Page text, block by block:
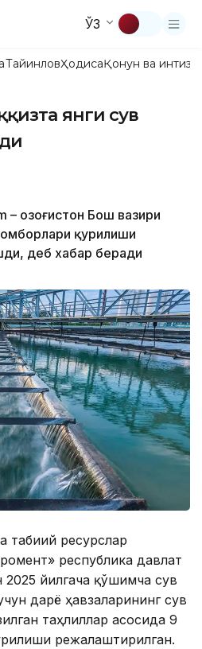
ЎЗ
ТайинловҲодисаҚонун ва
янги сув
– Қозоғистон Бош вазири
қурилиши
деб хабар беради
табиий ресурслар
республика давлат
йилгача қўшимча сув
дарё ҳавзаларининг сув
таҳлиллар асосида 9
режалаштирилган.